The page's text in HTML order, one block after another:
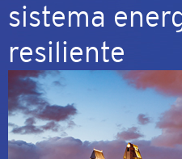
sistema
resiliente